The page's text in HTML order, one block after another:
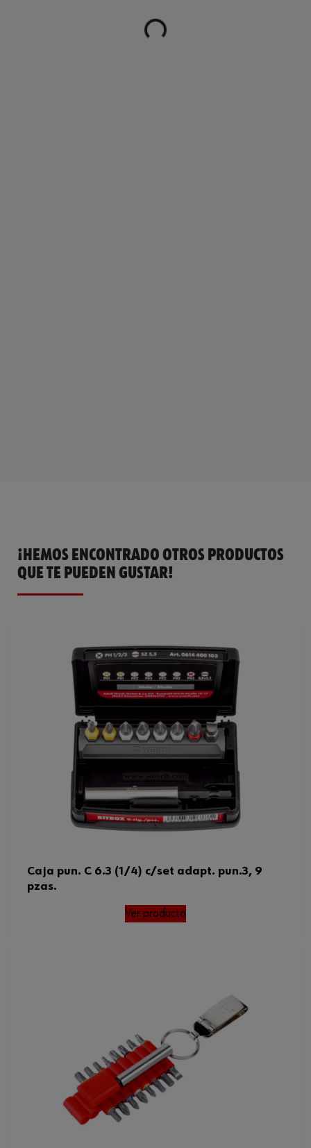
¡HEMOS ENCONTRADO OTROS PRODUCTOS
QUE TE PUEDEN GUSTAR!
Caja pun. C 6.3 (1/4) c/set adapt. pun.3, 9
pzas.
Ver producto